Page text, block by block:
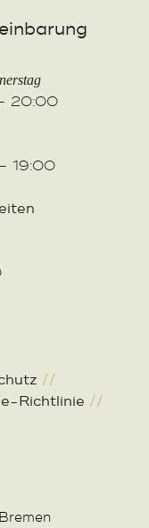
20:00
19:00
//
Richtlinie //